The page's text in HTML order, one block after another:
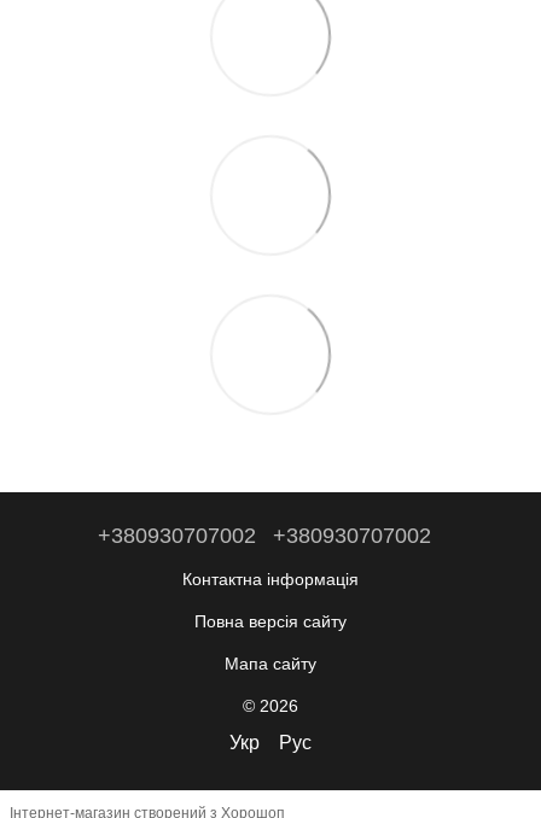
+380930707002 +380930707002
Контактна інформація
Повна версія сайту
Мапа сайту
© 2026
Укр Рус
Інтернет-магазин створений з Хорошоп